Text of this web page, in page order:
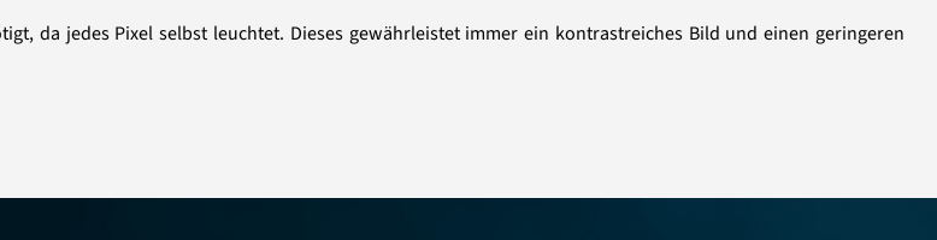
da jedes Pixel selbst leuchtet. Dieses gewährleistet immer ein kontrastreiches Bild und einen geringeren